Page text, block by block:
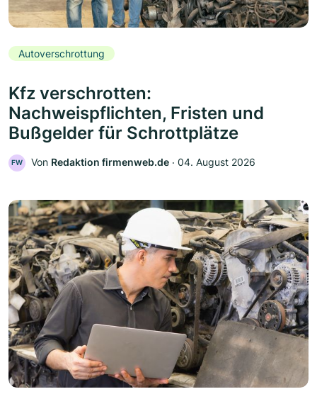
Autoverschrottung
Kfz verschrotten:
Nachweispflichten, Fristen und
Bußgelder für Schrottplätze
FW Von Redaktion firmenweb.de ‧ 04. August 2026